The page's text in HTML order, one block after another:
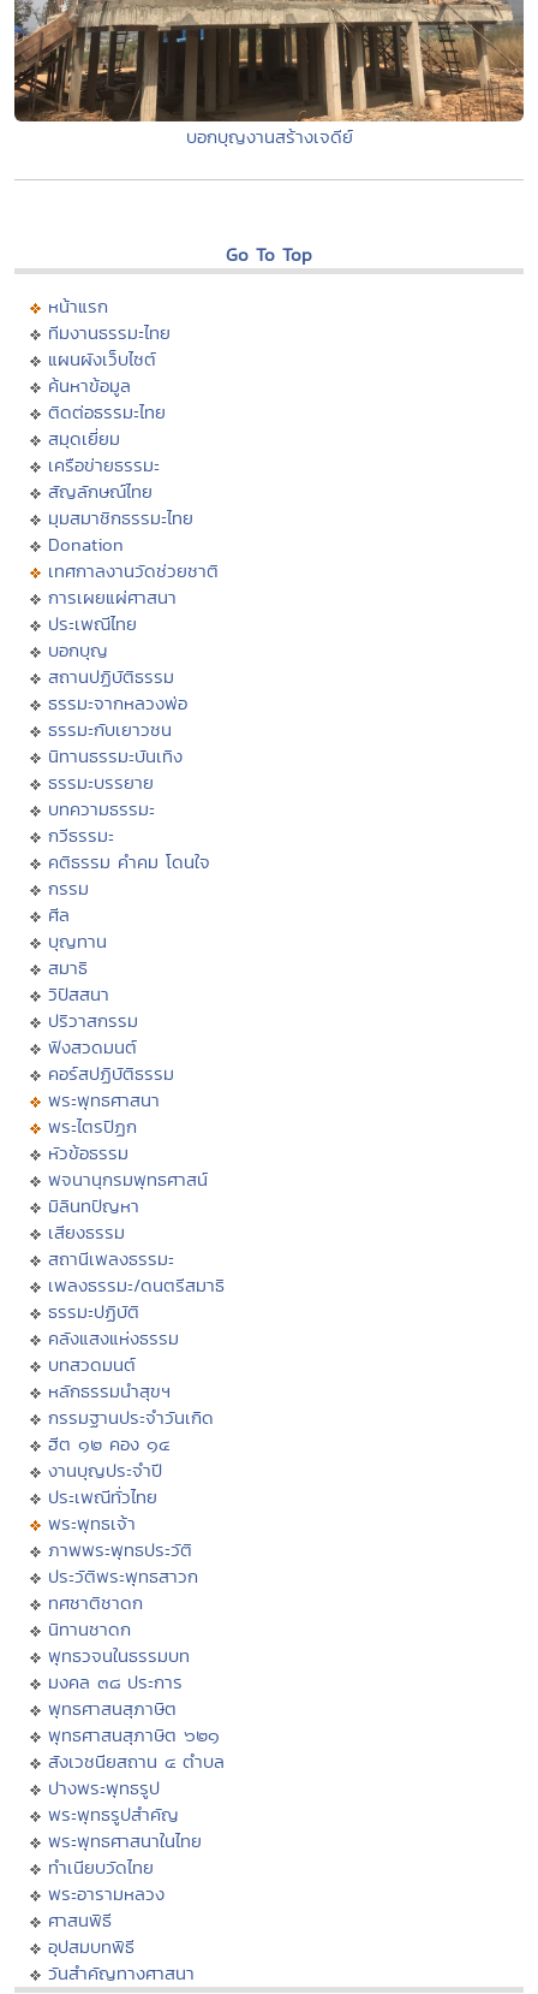
บอกบุญงานสร้างเจดีย์
Go To Top
หน้าแรก
ทีมงานธรรมะไทย
แผนผังเว็บไซต์
ค้นหาข้อมูล
ติดต่อธรรมะไทย
สมุดเยี่ยม
เครือข่ายธรรมะ
สัญลักษณ์ไทย
มุมสมาชิกธรรมะไทย
Donation
เทศกาลงานวัดช่วยชาติ
การเผยแผ่ศาสนา
ประเพณีไทย
บอกบุญ
สถานปฏิบัติธรรม
ธรรมะจากหลวงพ่อ
ธรรมะกับเยาวชน
นิทานธรรมะบันเทิง
ธรรมะบรรยาย
บทความธรรมะ
กวีธรรมะ
คติธรรม คำคม โดนใจ
กรรม
ศีล
บุญทาน
สมาธิ
วิปัสสนา
ปริวาสกรรม
ฟังสวดมนต์
คอร์สปฏิบัติธรรม
พระพุทธศาสนา
พระไตรปิฏก
หัวข้อธรรม
พจนานุกรมพุทธศาสน์
มิลินทปัญหา
เสียงธรรม
สถานีเพลงธรรมะ
เพลงธรรมะ/ดนตรีสมาธิ
ธรรมะปฏิบัติ
คลังแสงแห่งธรรม
บทสวดมนต์
หลักธรรมนำสุขฯ
กรรมฐานประจำวันเกิด
ฮีต ๑๒ คอง ๑๔
งานบุญประจำปี
ประเพณีทั่วไทย
พระพุทธเจ้า
ภาพพระพุทธประวัติ
ประวัติพระพุทธสาวก
ทศชาติชาดก
นิทานชาดก
พุทธวจนในธรรมบท
มงคล ๓๘ ประการ
พุทธศาสนสุภาษิต
พุทธศาสนสุภาษิต ๖๒๑
สังเวชนียสถาน ๔ ตำบล
ปางพระพุทธรูป
พระพุทธรูปสำคัญ
พระพุทธศาสนาในไทย
ทำเนียบวัดไทย
พระอารามหลวง
ศาสนพิธี
อุปสมบทพิธี
วันสำคัญทางศาสนา